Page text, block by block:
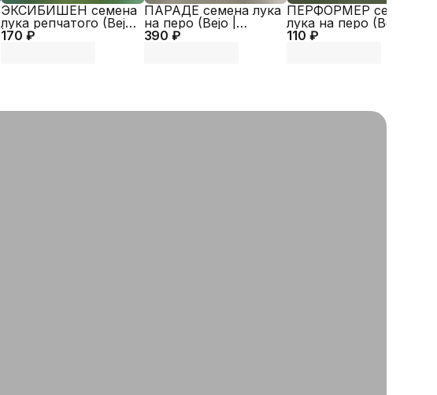
170 ₽
ЭКСИБИШЕН семена
лука репчатого (Bejo
| Alexagro)
390 ₽
ПАРАДЕ семена лука
на перо (Bejo |
Alexagro)
110 ₽
ПЕРФОРМЕР семена
лука на перо (Bejo |
Alexagro)